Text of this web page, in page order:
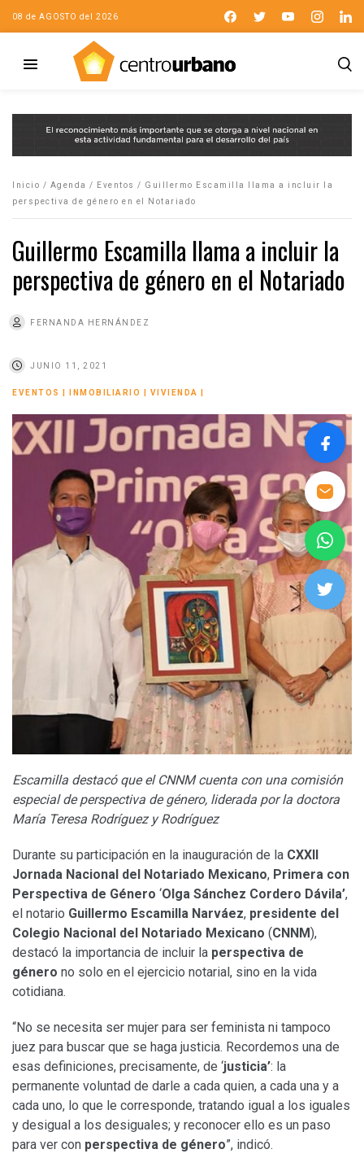
08 de AGOSTO del 2026
Inicio / Agenda / Eventos / Guillermo Escamilla llama a incluir la
perspectiva de género en el Notariado
Guillermo Escamilla llama a incluir la
perspectiva de género en el Notariado
FERNANDA HERNÁNDEZ
JUNIO 11, 2021
EVENTOS INMOBILIARIO VIVIENDA
Escamilla destacó que el CNNM cuenta con una comisión
especial de perspectiva de género, liderada por la doctora
María Teresa Rodríguez y Rodríguez
Durante su participación en la inauguración de la CXXII
Jornada Nacional del Notariado Mexicano, Primera con
Perspectiva de Género ‘Olga Sánchez Cordero Dávila’,
el notario Guillermo Escamilla Narváez, presidente del
Colegio Nacional del Notariado Mexicano (CNNM),
destacó la importancia de incluir la perspectiva de
género no solo en el ejercicio notarial, sino en la vida
cotidiana.
“No se necesita ser mujer para ser feminista ni tampoco
juez para buscar que se haga justicia. Recordemos una de
esas definiciones, precisamente, de ‘justicia’: la
permanente voluntad de darle a cada quien, a cada una y a
cada uno, lo que le corresponde, tratando igual a los iguales
y desigual a los desiguales; y reconocer ello es un paso
para ver con perspectiva de género”, indicó.